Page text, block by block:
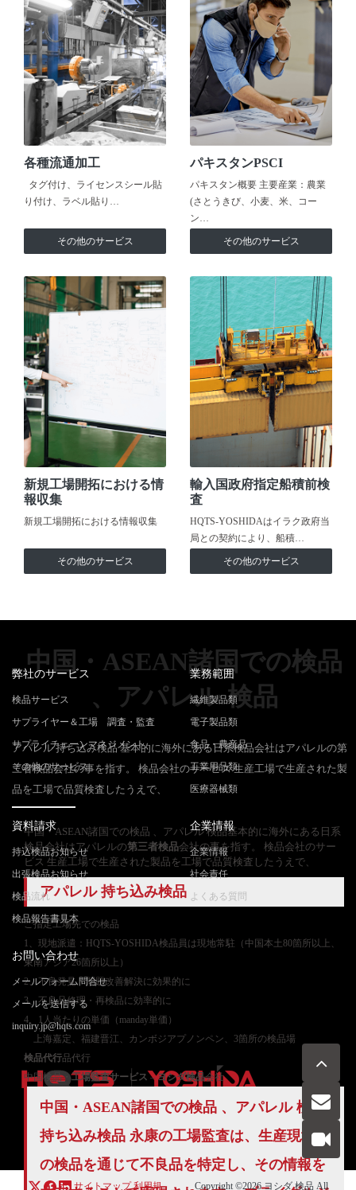
各種流通加工
タグ付け、ライセンスシール貼
り付け、ラベル貼り…
その他のサービス
パキスタンPSCI
パキスタン概要 主要産業：農業
(さとうきび、小麦、米、コー
ン…
その他のサービス
新規工場開拓における情
報収集
新規工場開拓における情報収集
その他のサービス
輸入国政府指定船積前検
査
HQTS-YOSHIDAはイラク政府当
局との契約により、船積…
その他のサービス
中国・ASEAN諸国での検品
、アパレル 検品
アパレル 持ち込み検品 基本的に海外にある日系検品会社はアパレルの第
三者検品会社の事を指す。 検品会社のサービス 生産工場で生産された製
品を工場で品質検査したうえで、
中国・ASEAN諸国での検品 、アパレル 検品基本的に海外にある日系
検品会社はアパレルの第三者検品会社の事を指す。 検品会社のサー
ビス 生産工場で生産された製品を工場で品質検査したうえで、
アパレル 持ち込み検品
ご指定工場先での検品
1、現地派遣：HQTS-YOSHIDA検品員は現地常駐（中国本土80箇所以上、
東南アジア26箇所以上）
2、不良発見・問題改善解決に効果的に
3、不良品修理・再検品に効率的に
4、1人当たりの単価（manday単価）
上海嘉定、福建晋江、カンボジアプノンペン、3箇所の検品場
検品代行品代行
中国検品・工場監査サービス –ヨシダ検品会社
中国・ASEAN諸国での検品 、アパレル 検品
持ち込み検品 永康の工場監査は、生産現場で
の検品を通じて不良品を特定し、その情報を
弊社のサービス
検品サービス
サプライヤー＆工場 調査・監査
サプライチェーンマネジメント
その他のサービス
業務範囲
繊維製品類
電子製品類
食品・農産品
工業用品類
医療器械類
資料請求
持込検品お知らせ
出張検品お知らせ
検品流れ
検品報告書見本
企業情報
企業情報
社会責任
よくある質問
お問い合わせ
メールフォーム問合せ
メールを送信する
inquiry.jp@hqts.com
050-5840-2657
お問い合わせ
サイトマップ 利用規 Copyright ©2026ヨシダ 検品 All